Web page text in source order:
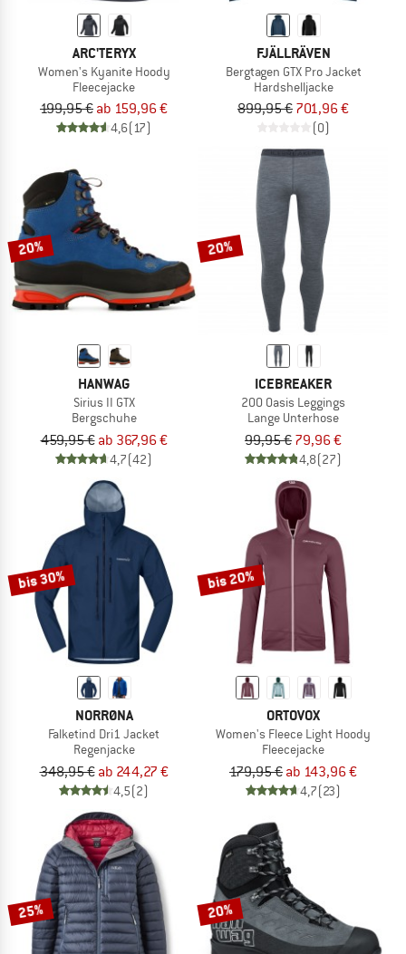
ARC'TERYX
Women's Kyanite Hoody
Fleecejacke
199,95 € ab 159,96 €
4,6(17)
FJÄLLRÄVEN
Bergtagen GTX Pro Jacket
Hardshelljacke
899,95 € 701,96 €
(0)
20%
HANWAG
Sirius II GTX
Bergschuhe
459,95 € ab 367,96 €
4,7(42)
20%
ICEBREAKER
200 Oasis Leggings
Lange Unterhose
99,95 € 79,96 €
4,8(27)
bis 30%
NORRØNA
Falketind Dri1 Jacket
Regenjacke
348,95 € ab 244,27 €
4,5(2)
bis 20%
ORTOVOX
Women's Fleece Light Hoody
Fleecejacke
179,95 € ab 143,96 €
4,7(23)
25% 20%